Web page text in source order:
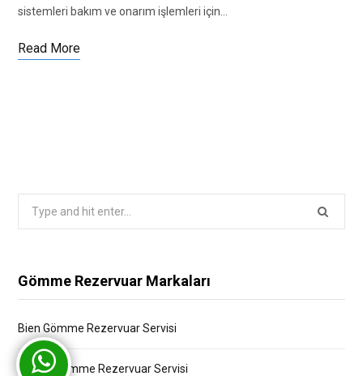
sistemleri bakım ve onarım işlemleri için…
Read More
Gömme Rezervuar Markaları
Bien Gömme Rezervuar Servisi
Bocchi Gömme Rezervuar Servisi